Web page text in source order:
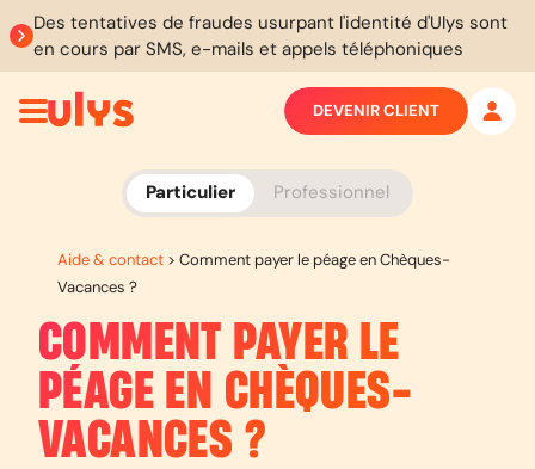
Des tentatives de fraudes usurpant l'identité d'Ulys sont
en cours par SMS, e-mails et appels téléphoniques
Particulier Professionnel
DEVENIR CLIENT
Aide & contact > Comment payer le péage en Chèques-
Vacances ?
COMMENT PAYER LE
PÉAGE EN CHÈQUES-
VACANCES ?